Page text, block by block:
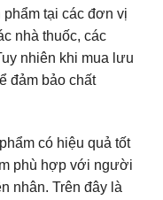
phẩm tại các đơn vị
nhà thuốc, các
nhiên khi mua lưu
đảm bảo chất
có hiệu quả tốt
phù hợp với người
nhân. Trên đây là